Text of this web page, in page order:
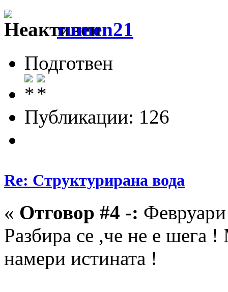
rumen21
Подготвен
Публикации: 126
Re: Структурирана вода
« Отговор #4 -:
Разбира се ,че не е шега
намери истината !